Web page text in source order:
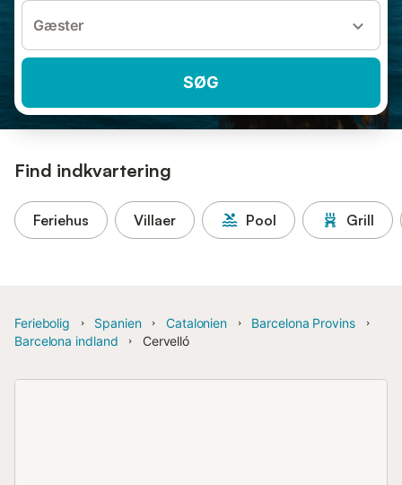
Gæster
SØG
Find indkvartering
Feriehus Villaer Pool Grill
Feriebolig Spanien Catalonien
Barcelona Provins
Barcelona indland
Cervelló